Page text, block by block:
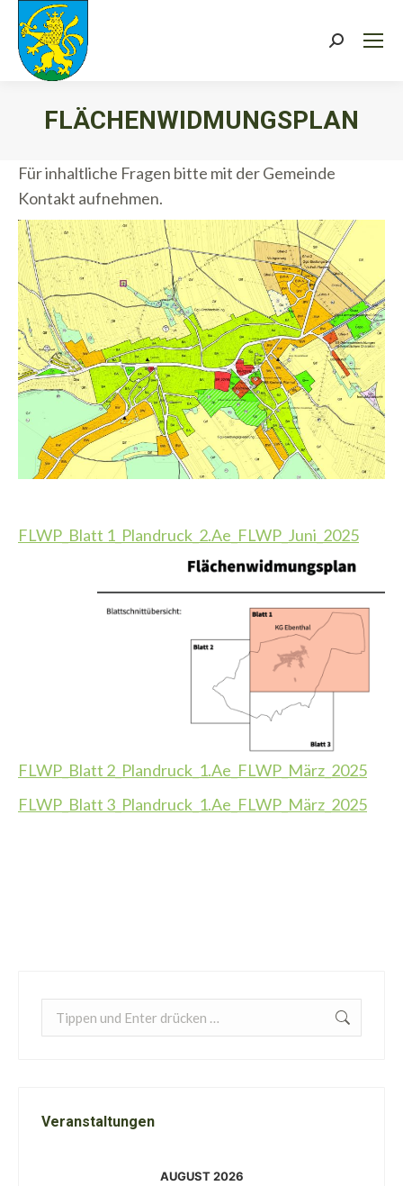
Search:
FLÄCHENWIDMUNGSPLAN
Für inhaltliche Fragen bitte mit der Gemeinde
Kontakt aufnehmen.
FLWP_Blatt 1_Plandruck_2.Ae_FLWP_Juni_2025
FLWP_Blatt 2_Plandruck_1.Ae_FLWP_März_2025
FLWP_Blatt 3_Plandruck_1.Ae_FLWP_März_2025
Search:
Veranstaltungen
AUGUST 2026